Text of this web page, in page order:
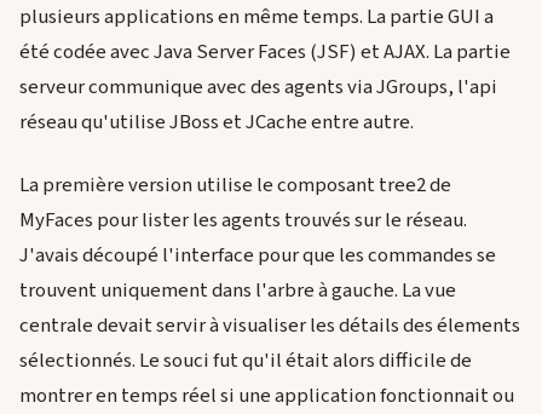
plusieurs applications en même temps. La partie GUI a
été codée avec Java Server Faces (JSF) et AJAX. La partie
serveur communique avec des agents via JGroups, l'api
réseau qu'utilise JBoss et JCache entre autre.
La première version utilise le composant tree2 de
MyFaces pour lister les agents trouvés sur le réseau.
J'avais découpé l'interface pour que les commandes se
trouvent uniquement dans l'arbre à gauche. La vue
centrale devait servir à visualiser les détails des élements
sélectionnés. Le souci fut qu'il était alors difficile de
montrer en temps réel si une application fonctionnait ou